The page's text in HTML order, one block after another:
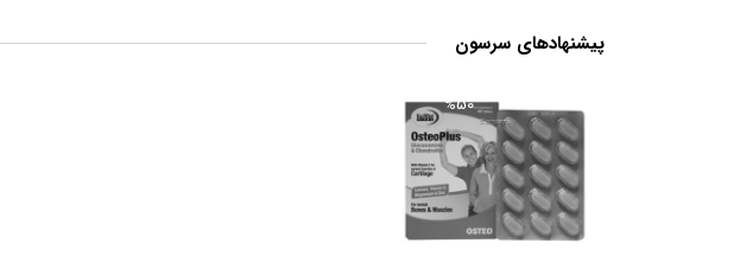
پیشنهادهای سرسون
%50